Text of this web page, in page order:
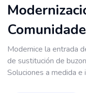
Modernice la entrada
de sustitución de
Soluciones a medida